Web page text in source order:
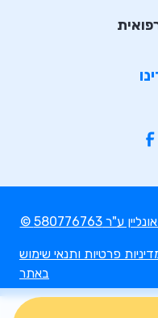
580776763
פרטיות ותנאי שימוש
באתר